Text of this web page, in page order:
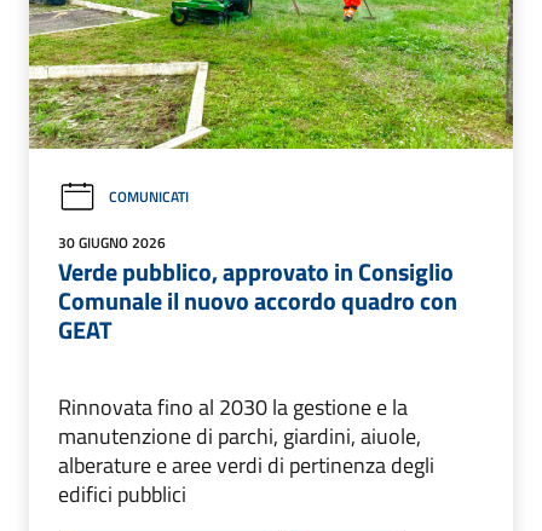
COMUNICATI
30 GIUGNO 2026
Verde pubblico, approvato in Consiglio
Comunale il nuovo accordo quadro con
GEAT
Rinnovata fino al 2030 la gestione e la
manutenzione di parchi, giardini, aiuole,
alberature e aree verdi di pertinenza degli
edifici pubblici